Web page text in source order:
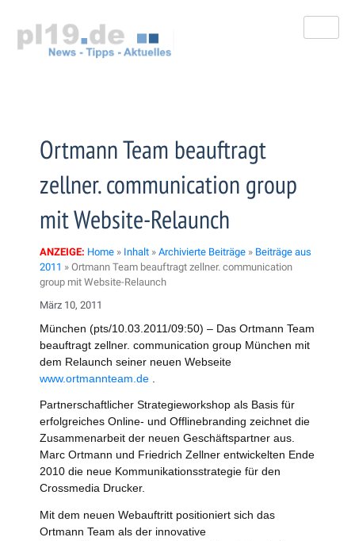
springen
Ortmann Team beauftragt
zellner. communication group
mit Website-Relaunch
ANZEIGE: Home » Inhalt » Archivierte Beiträge » Beiträge aus
2011 » Ortmann Team beauftragt zellner. communication
group mit Website-Relaunch
März 10, 2011
München (pts/10.03.2011/09:50) – Das Ortmann Team
beauftragt zellner. communication group München mit
dem Relaunch seiner neuen Webseite
www.ortmannteam.de
Partnerschaftlicher Strategieworkshop als Basis für
erfolgreiches Online- und Offlinebranding zeichnet die
Zusammenarbeit der neuen Geschäftspartner aus.
Marc Ortmann und Friedrich Zellner entwickelten Ende
2010 die neue Kommunikationsstrategie für den
Crossmedia Drucker.
Mit dem neuen Webauftritt positioniert sich das
Ortmann Team als der innovative